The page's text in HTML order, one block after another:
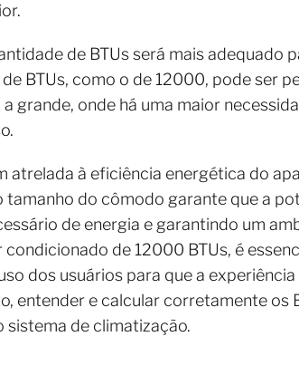
de BTUs será mais adequado
BTUs, como o de 12000, pode ser
grande, onde há uma maior
à eficiência energética do
do cômodo garante que a
de energia e garantindo um
de 12000 BTUs, é
dos usuários para que a
entender e calcular corretamente os
de climatização.